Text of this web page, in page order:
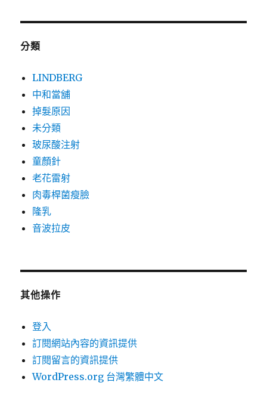
分類
LINDBERG
中和當舖
掉髮原因
未分類
玻尿酸注射
童顏針
老花雷射
肉毒桿菌瘦臉
隆乳
音波拉皮
其他操作
登入
訂閱網站內容的資訊提供
訂閱留言的資訊提供
WordPress.org 台灣繁體中文